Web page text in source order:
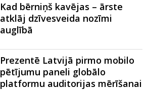
Kad bērniņš kavējas – ārste
atklāj dzīvesveida nozīmi
auglībā
Prezentē Latvijā pirmo mobilo
pētījumu paneli globālo
platformu auditorijas mērīšanai